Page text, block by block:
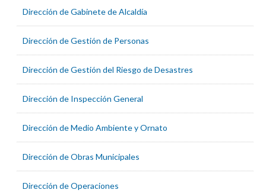
Dirección de Gabinete de Alcaldía
Dirección de Gestión de Personas
Dirección de Gestión del Riesgo de Desastres
Dirección de Inspección General
Dirección de Medio Ambiente y Ornato
Dirección de Obras Municipales
Dirección de Operaciones